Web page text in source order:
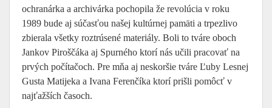
ochranárka a archivárka pochopila že revolúcia v roku
1989 bude aj súčasťou našej kultúrnej pamäti a trpezlivo
zbierala všetky roztrúsené materiály. Boli to tváre oboch
Jankov Piroščáka aj Spurného ktorí nás učili pracovať na
prvých počítačoch. Pre mňa aj neskoršie tváre Ľuby Lesnej
Gusta Matijeka a Ivana Ferenčíka ktorí prišli pomôcť v
najťažších časoch.